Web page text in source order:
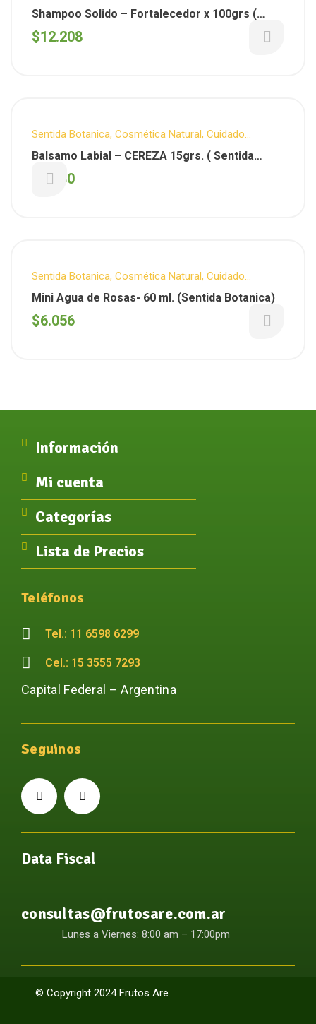
Personal,Capilar
Shampoo Solido – Fortalecedor x 100grs (
Sentida Botanica)
$12.208
Sentida Botanica, Cosmética Natural, Cuidado
Personal
Balsamo Labial – CEREZA 15grs. ( Sentida
Botanica)
7.930
Sentida Botanica, Cosmética Natural, Cuidado
Personal,Facial
Mini Agua de Rosas- 60 ml. (Sentida Botanica)
$6.056
Información
Mi cuenta
Categorías
Lista de Precios
Teléfonos
Tel.: 11 6598 6299
Cel.: 15 3555 7293
Capital Federal – Argentina
Seguinos
Data Fiscal
consultas@frutosare.com.ar
Lunes a Viernes: 8:00 am – 17:00pm
© Copyright 2024 Frutos Are